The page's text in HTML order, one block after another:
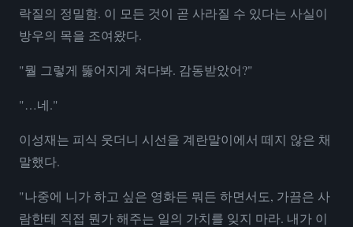
락질의 정밀함. 이 모든 것이 곧 사라질 수 있다는 사실이
방우의 목을 조여왔다.
"뭘 그렇게 뚫어지게 쳐다봐. 감동받았어?"
"…네."
이성재는 피식 웃더니 시선을 계란말이에서 떼지 않은 채
말했다.
"나중에 니가 하고 싶은 영화든 뭐든 하면서도, 가끔은 사
람한테 직접 뭔가 해주는 일의 가치를 잊지 마라. 내가 이